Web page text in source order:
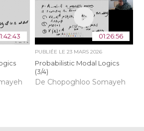
01:26:56
PUBLIÉE LE 23 MARS 2026
Probabilistic Modal Logics
(3/4)
De Chopoghloo Somayeh